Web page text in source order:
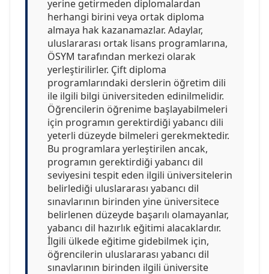
yerine getirmeden diplomalardan
herhangi birini veya ortak diploma
almaya hak kazanamazlar. Adaylar,
uluslararası ortak lisans programlarına,
ÖSYM tarafından merkezi olarak
yerleştirilirler. Çift diploma
programlarındaki derslerin öğretim dili
ile ilgili bilgi üniversiteden edinilmelidir.
Öğrencilerin öğrenime başlayabilmeleri
için programın gerektirdiği yabancı dili
yeterli düzeyde bilmeleri gerekmektedir.
Bu programlara yerleştirilen ancak,
programın gerektirdiği yabancı dil
seviyesini tespit eden ilgili üniversitelerin
belirlediği uluslararası yabancı dil
sınavlarının birinden yine üniversitece
belirlenen düzeyde başarılı olamayanlar,
yabancı dil hazırlık eğitimi alacaklardır.
İlgili ülkede eğitime gidebilmek için,
öğrencilerin uluslararası yabancı dil
sınavlarının birinden ilgili üniversite